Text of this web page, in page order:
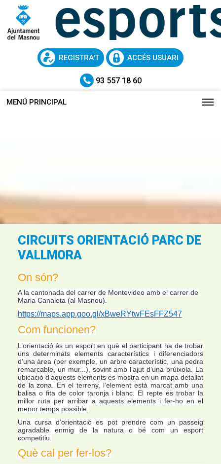
REGISTRA'T ACCÉS USUARI
93 557 18 60
MENÚ PRINCIPAL
CIRCUITS ORIENTACIÓ PARC DE
VALLMORA
On són?
A la cantonada del carrer de Montevideo amb el carrer de
Maria Canaleta (al Masnou).
https://maps.app.goo.gl/xBweRYtwFEsFFZ547
Com funcionen?
L’orientació és un esport en què el participant ha de trobar
uns determinats elements característics i diferenciadors
d’una àrea (per exemple, un arbre característic, una pedra
remarcable, un mur...), sovint amb l’ajut d’una brúixola. La
ubicació d’aquests elements es mostra en un mapa detallat
de la zona. En el terreny, l’element està marcat amb una
balisa o fita de color taronja i blanc. El repte és trobar la
millor ruta per arribar a aquests elements i fer-ho en el
menor temps possible.
Una cursa d’orientació es pot prendre com un passeig
agradable enmig de la natura o bé com un esport
competitiu.
Què cal per fer-los?